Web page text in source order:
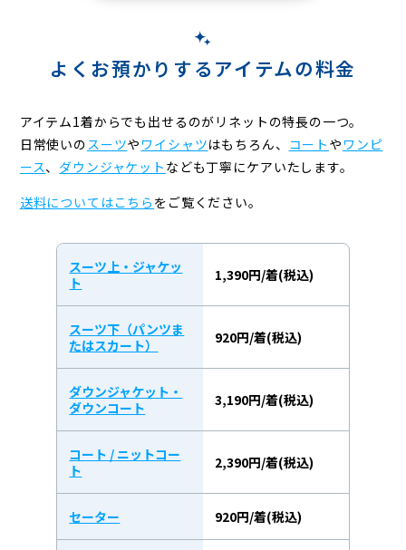
よくお預かりするアイテムの料金
アイテム1着からでも出せるのがリネットの特長の一つ。
日常使いの スーツやワイシャツはもちろん、 コート やワンピ
ース、 ダウンジャケット なども丁寧にケアいたします。
送料についてはこちら をご覧ください。
スーツ上・ジャケッ
ト
1,390円/着(税込)
スーツ下（パンツま
たはスカート）
920円/着(税込)
ダウンジャケット・
ダウンコート
3,190円/着(税込)
コート / ニットコー
ト
2,390円/着(税込)
セーター 920円/着(税込)